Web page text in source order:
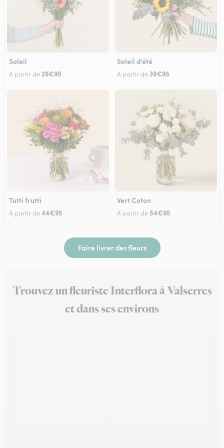
Soleil
À partir de 29€95
Soleil d'été
À partir de 39€95
Tutti frutti
À partir de44€95
Vert Coton
À partir de 54€95
Faire livrer des fleurs
Trouvez un fleuriste Interflora à Valserres
et dans ses environs